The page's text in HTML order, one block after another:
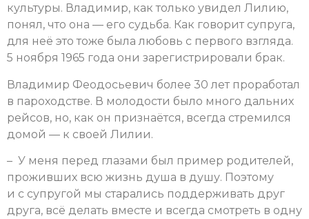
культуры. Владимир, как только увидел Лилию,
понял, что она — его судьба. Как говорит супруга,
для неё это тоже была любовь с первого взгляда.
5 ноября 1965 года они зарегистрировали брак.
Владимир Феодосьевич более 30 лет проработал
в пароходстве. В молодости было много дальних
рейсов, но, как он признаётся, всегда стремился
домой — к своей Лилии.
– У меня перед глазами был пример родителей,
проживших всю жизнь душа в душу. Поэтому
и с супругой мы старались поддерживать друг
друга, всё делать вместе и всегда смотреть в одну